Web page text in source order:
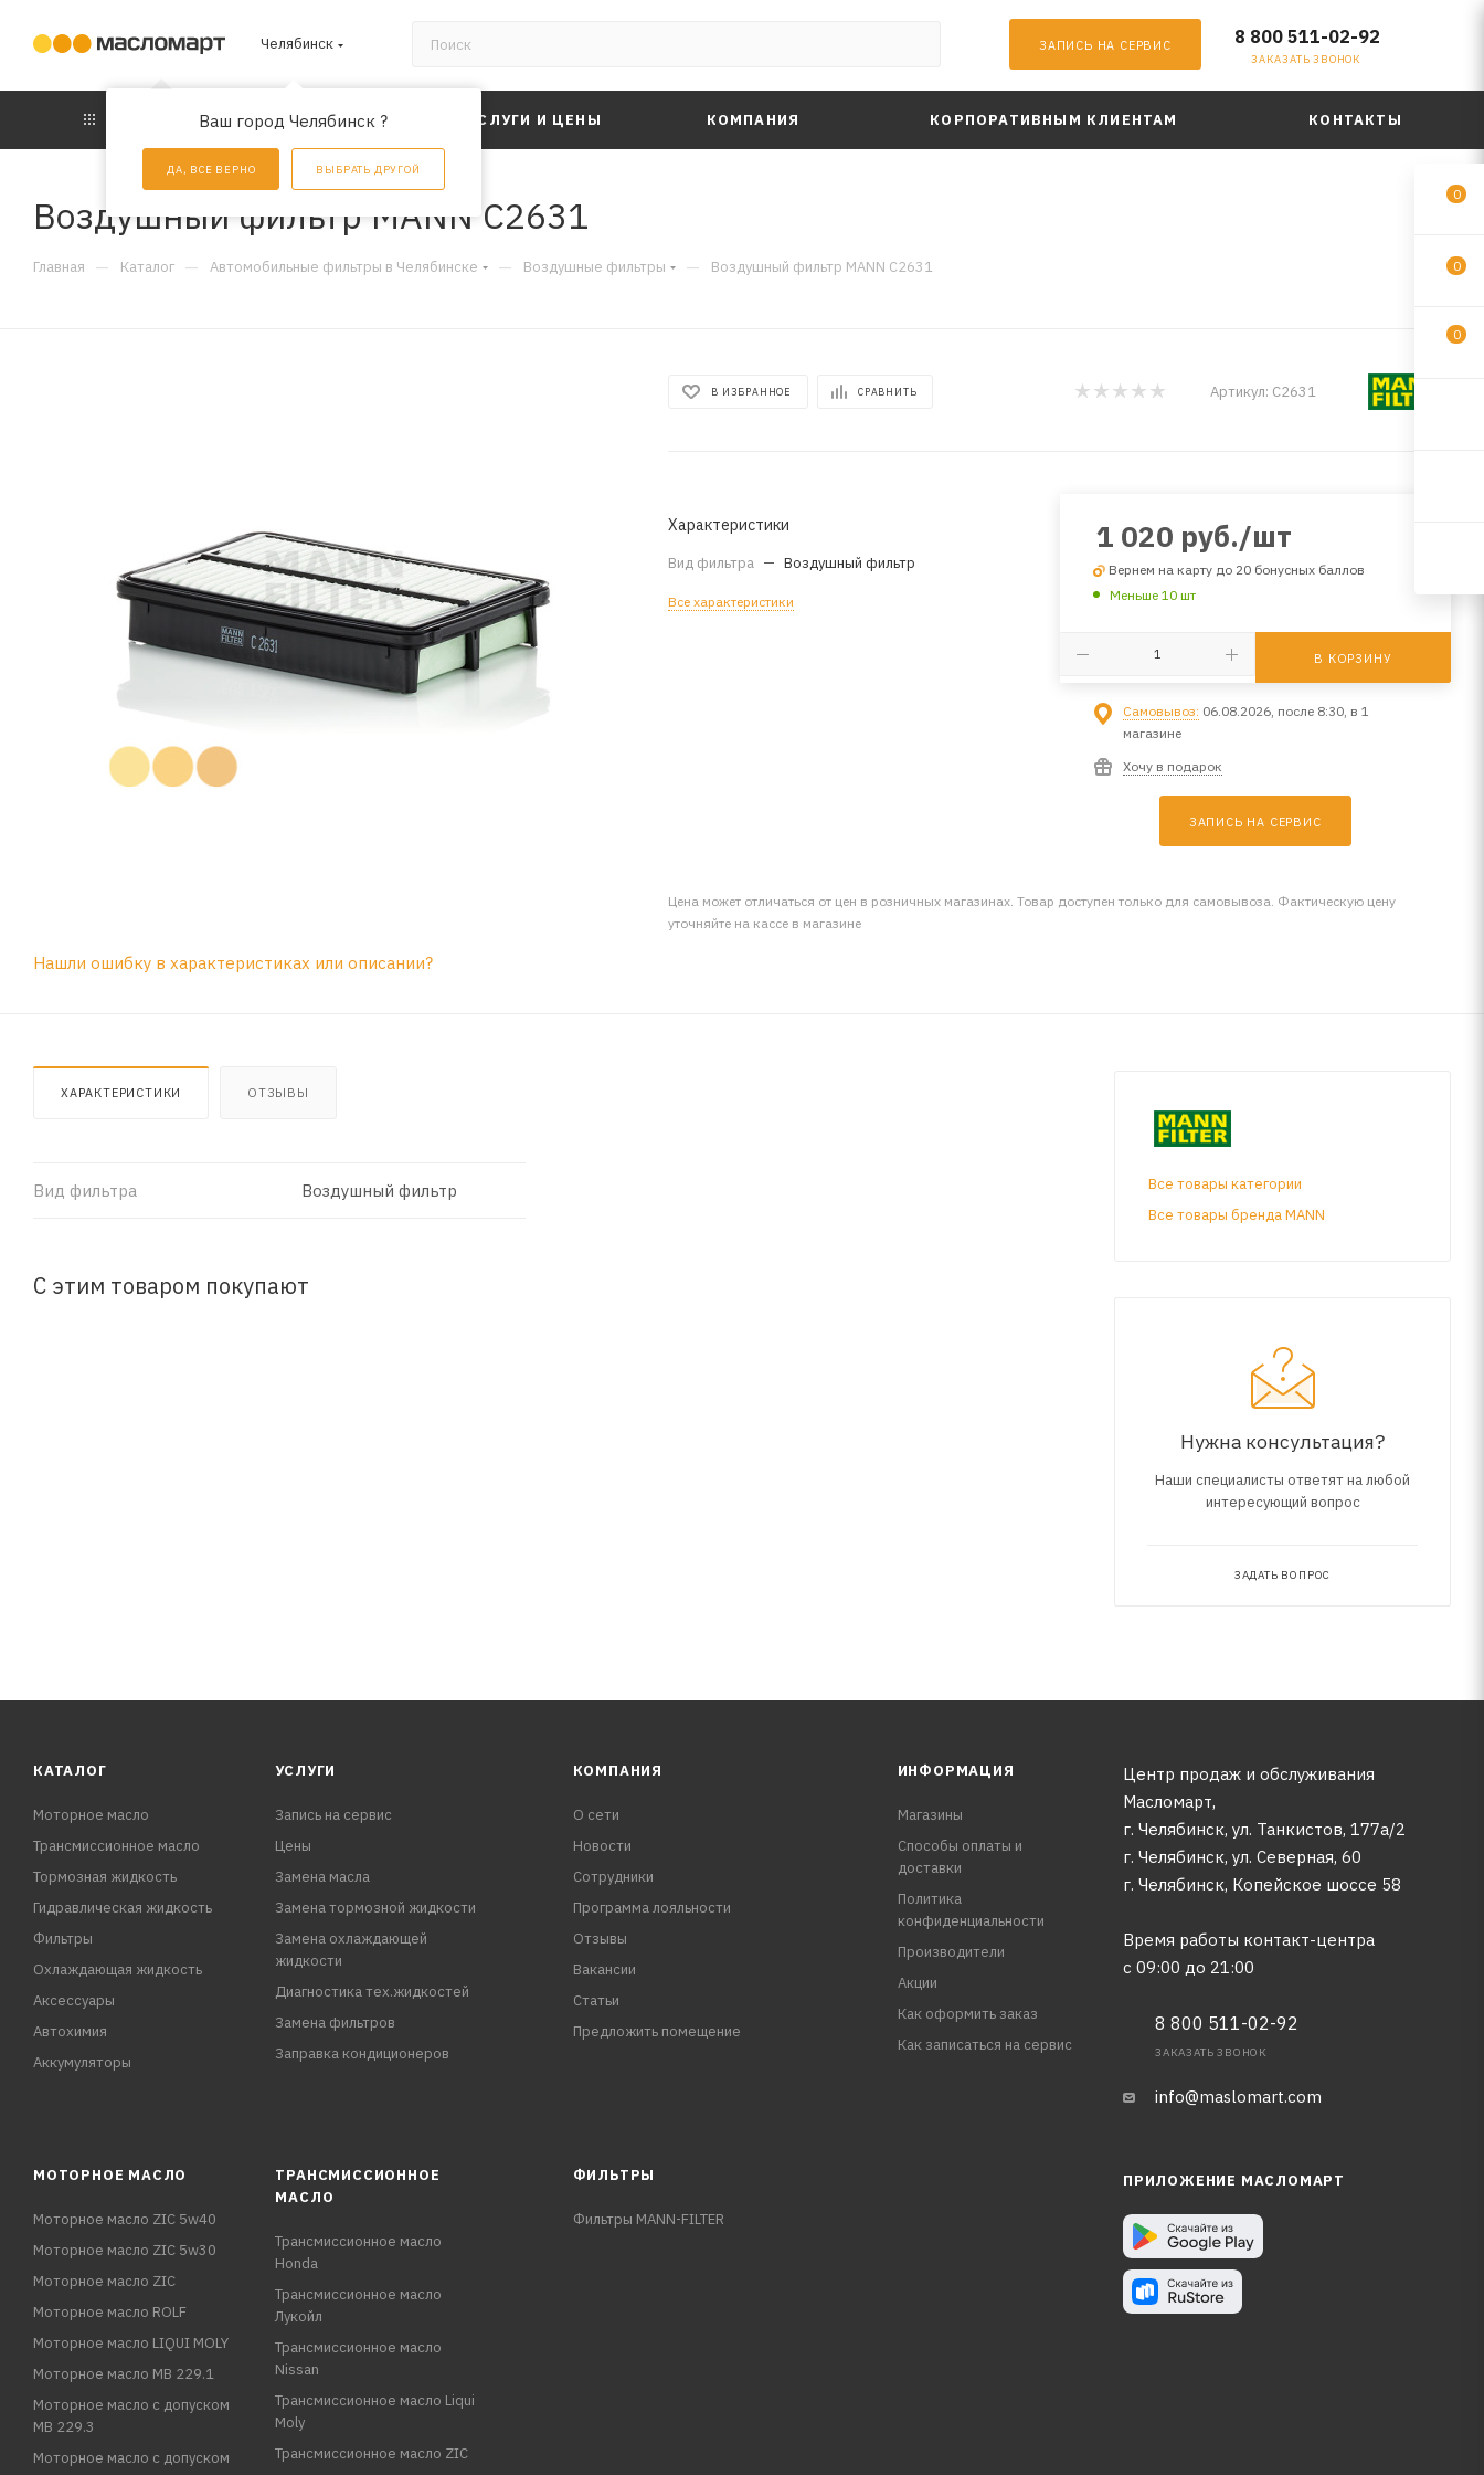
Челябинск
Ваш город Челябинск ?
ДА, ВСЕ ВЕРНО ВЫБРАТЬ ДРУГОЙ
ЗАПИСЬ НА СЕРВИС 8 800 511-02-92
ЗАКАЗАТЬ ЗВОНОК
АКЦИИ УСЛУГИ И ЦЕНЫ КОМПАНИЯ КОРПОРАТИВНЫМ КЛИЕНТАМ КОНТАКТЫ
Воздушный фильтр MANN C2631
Главная — Каталог — Автомобильные фильтры в Челябинске — Воздушные фильтры — Воздушный фильтр MANN C2631
В ИЗБРАННОЕ СРАВНИТЬ Артикул: C2631
Характеристики
Вид фильтра — Воздушный фильтр
Все характеристики
1 020 руб./шт
Вернем на карту до 20 бонусных баллов
Меньше 10 шт
В КОРЗИНУ
Самовывоз: 06.08.2026, после 8:30, в 1
магазине
Хочу в подарок
ЗАПИСЬ НА СЕРВИС
Цена может отличаться от цен в розничных магазинах. Товар доступен только для самовывоза. Фактическую цену
уточняйте на кассе в магазине
Нашли ошибку в характеристиках или описании?
ХАРАКТЕРИСТИКИ ОТЗЫВЫ
Вид фильтра Воздушный фильтр
С этим товаром покупают
Все товары категории
Все товары бренда MANN
Нужна консультация?
Наши специалисты ответят на любой
интересующий вопрос
ЗАДАТЬ ВОПРОС
КАТАЛОГ
Моторное масло
Трансмиссионное масло
Тормозная жидкость
Гидравлическая жидкость
Фильтры
Охлаждающая жидкость
Аксессуары
Автохимия
Аккумуляторы
УСЛУГИ
Запись на сервис
Цены
Замена масла
Замена тормозной жидкости
Замена охлаждающей
жидкости
Диагностика тех.жидкостей
Замена фильтров
Заправка кондиционеров
КОМПАНИЯ
О сети
Новости
Сотрудники
Программа лояльности
Отзывы
Вакансии
Статьи
Предложить помещение
ИНФОРМАЦИЯ
Магазины
Способы оплаты и
доставки
Политика
конфиденциальности
Производители
Акции
Как оформить заказ
Как записаться на сервис
Центр продаж и обслуживания
Масломарт,
г. Челябинск, ул. Танкистов, 177а/2
г. Челябинск, ул. Северная, 60
г. Челябинск, Копейское шоссе 58
Время работы контакт-центра
с 09:00 до 21:00
8 800 511-02-92
ЗАКАЗАТЬ ЗВОНОК
info@maslomart.com
МОТОРНОЕ МАСЛО
Моторное масло ZIC 5w40
Моторное масло ZIC 5w30
Моторное масло ZIC
Моторное масло ROLF
Моторное масло LIQUI MOLY
Моторное масло MB 229.1
Моторное масло с допуском
MB 229.3
Моторное масло с допуском
ТРАНСМИССИОННОЕ
МАСЛО
Трансмиссионное масло
Honda
Трансмиссионное масло
Лукойл
Трансмиссионное масло
Nissan
Трансмиссионное масло Liqui
Moly
Трансмиссионное масло ZIC
ФИЛЬТРЫ
Фильтры MANN-FILTER
ПРИЛОЖЕНИЕ МАСЛОМАРТ
0
0
0